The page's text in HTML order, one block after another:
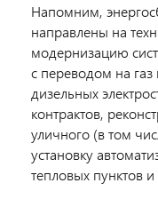
Напомним,
направлены на
модернизацию
с переводом на
дизельных
контрактов,
уличного (в том
установку
тепловых пунктов и